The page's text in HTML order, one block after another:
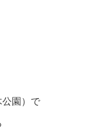
園）で